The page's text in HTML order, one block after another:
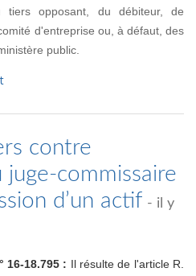
opposant, du débiteur, de
d'entreprise ou, à défaut, des
public.
contre
juge-commissaire
d’un actif - il y
16-18.795 : Il résulte de l'article R.